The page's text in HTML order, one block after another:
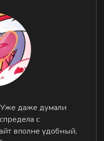
Уже даже думали
с
вполне удобный,